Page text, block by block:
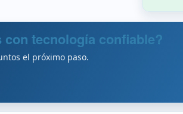
tecnología confiable?
el próximo paso.